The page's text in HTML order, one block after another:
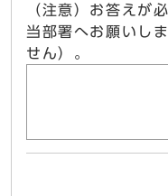
（注意）お答えが
当部署へお願いし
せん）。